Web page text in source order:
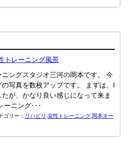
ングスタジオ三河の岡本です。 今
写真を数枚アップです。 まずは、I
が、かなり良い感じになって来ま
ーニング･･･
ゴリー： リハビリ 女性トレーニング 岡本オー